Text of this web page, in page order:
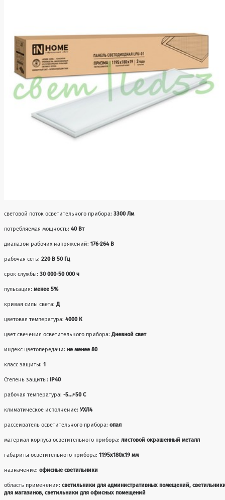
световой поток осветительного прибора:3300 Лм
потребляемая мощность:40 Вт
диапазон рабочих напряжений:176-264 В
рабочая сеть:220 В 50 Гц
срок службы:30 000-50 000 ч
пульсация:менее 5%
кривая силы света:Д
цветовая температура:4000 К
цвет свечения осветительного прибора:Дневной свет
индекс цветопередачи:не менее 80
класс защиты:1
Степень защиты: IP40
рабочая температура:-5...+50 С
климатическое исполнение:УХЛ4
рассеиватель осветительного прибора:опал
материал корпуса осветительного прибора:листовой окрашенный металл
габариты осветительного прибора:1195x180x19 мм
назначение:офисные светильники
область применения:светильники для административных помещений,
для магазинов, светильники для офисных помещений